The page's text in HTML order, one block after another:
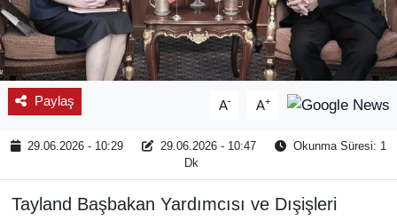
Paylaş A- A+
29.06.2026 - 10:29 29.06.2026 - 10:47
Okunma Süresi: 1
Dk
Tayland Başbakan Yardımcısı ve Dışişleri
MAGAZİN